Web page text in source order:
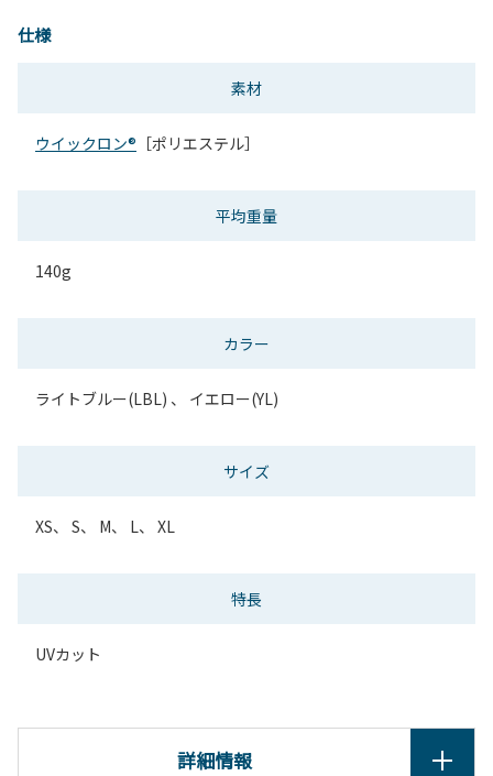
仕様
素材
ウイックロン® ［ポリエステル］
平均重量
140g
カラー
ライトブルー(LBL) 、 イエロー(YL)
サイズ
XS、 S、 M、 L、 XL
特長
UVカット
詳細情報